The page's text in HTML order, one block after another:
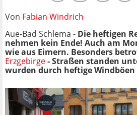
Von Fabian Windrich
Aue-Bad Schlema - Die heftigen
nehmen kein Ende! Auch am
wie aus Eimern. Besonders
Erzgebirge- Straßen standen
wurden durch heftige